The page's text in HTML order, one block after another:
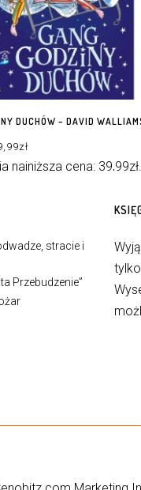
DUCHÓW – DAVID
złcena
39,99zł.
najniższa cena: 39,99zł.
stracie i
Przebudzenie”